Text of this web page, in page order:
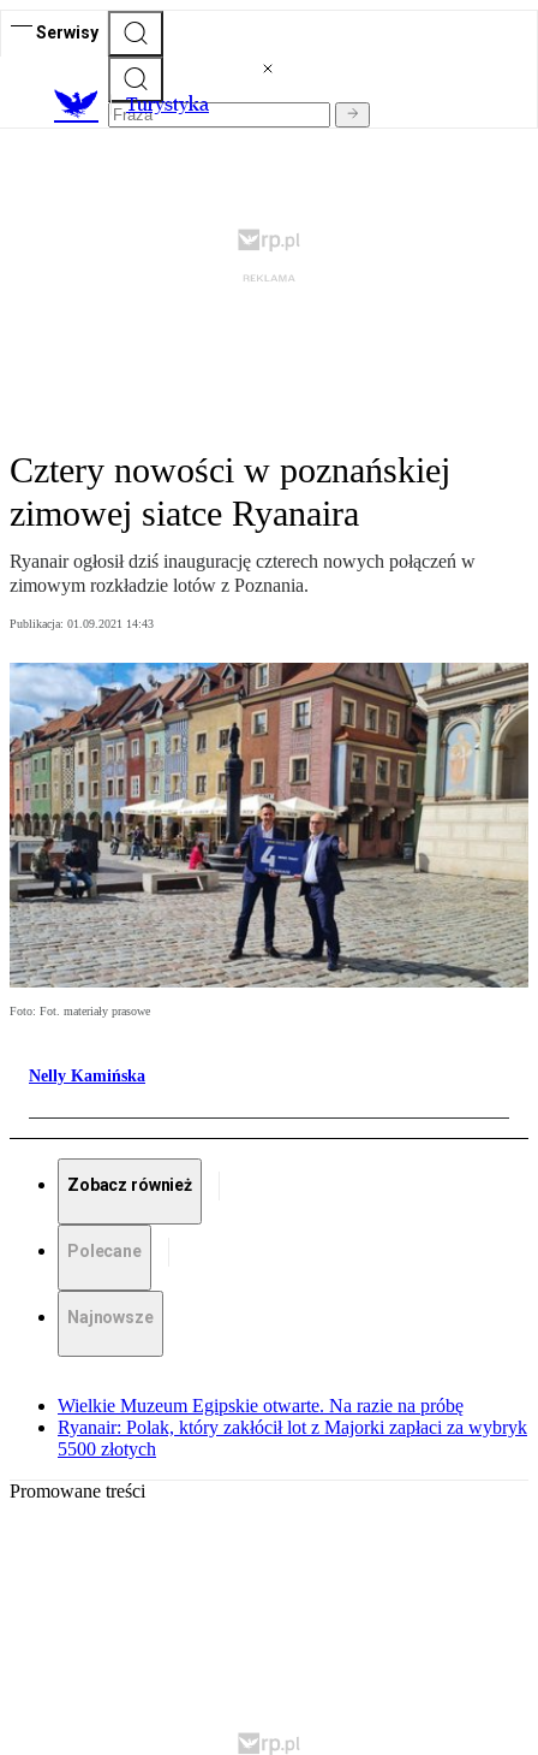
Serwisy
Turystyka
Cztery nowości w poznańskiej
zimowej siatce Ryanaira
Ryanair ogłosił dziś inaugurację czterech nowych połączeń w
zimowym rozkładzie lotów z Poznania.
Publikacja: 01.09.2021 14:43
Foto: Fot. materiały prasowe
Nelly Kamińska
Zobacz również
Polecane
Najnowsze
Wielkie Muzeum Egipskie otwarte. Na razie na próbę
Ryanair: Polak, który zakłócił lot z Majorki zapłaci za wybryk
5500 złotych
Promowane treści